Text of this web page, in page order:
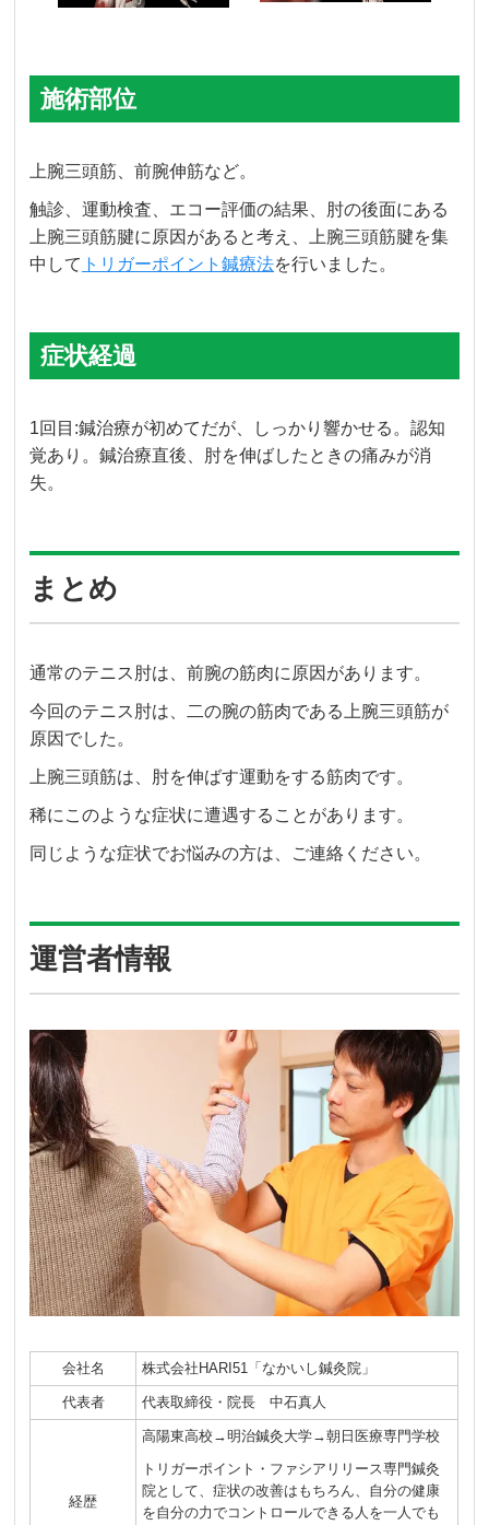
施術部位
上腕三頭筋、前腕伸筋など。
触診、運動検査、エコー評価の結果、肘の後面にある
上腕三頭筋腱に原因があると考え、上腕三頭筋腱を集
中して トリガーポイント鍼療法を行いました。
症状経過
1回目:鍼治療が初めてだが、しっかり響かせる。認知
覚あり。鍼治療直後、肘を伸ばしたときの痛みが消
失。
まとめ
通常のテニス肘は、前腕の筋肉に原因があります。
今回のテニス肘は、二の腕の筋肉である上腕三頭筋が
原因でした。
上腕三頭筋は、肘を伸ばす運動をする筋肉です。
稀にこのような症状に遭遇することがあります。
同じような症状でお悩みの方は、ご連絡ください。
運営者情報
会社名 株式会社HARI51「なかいし鍼灸院」
代表者 代表取締役・院長 中石真人
経歴
高陽東高校→明治鍼灸大学→朝日医療専門学校
トリガーポイント・ファシアリリース専門鍼灸
院として、症状の改善はもちろん、自分の健康
を自分の力でコントロールできる人を一人でも